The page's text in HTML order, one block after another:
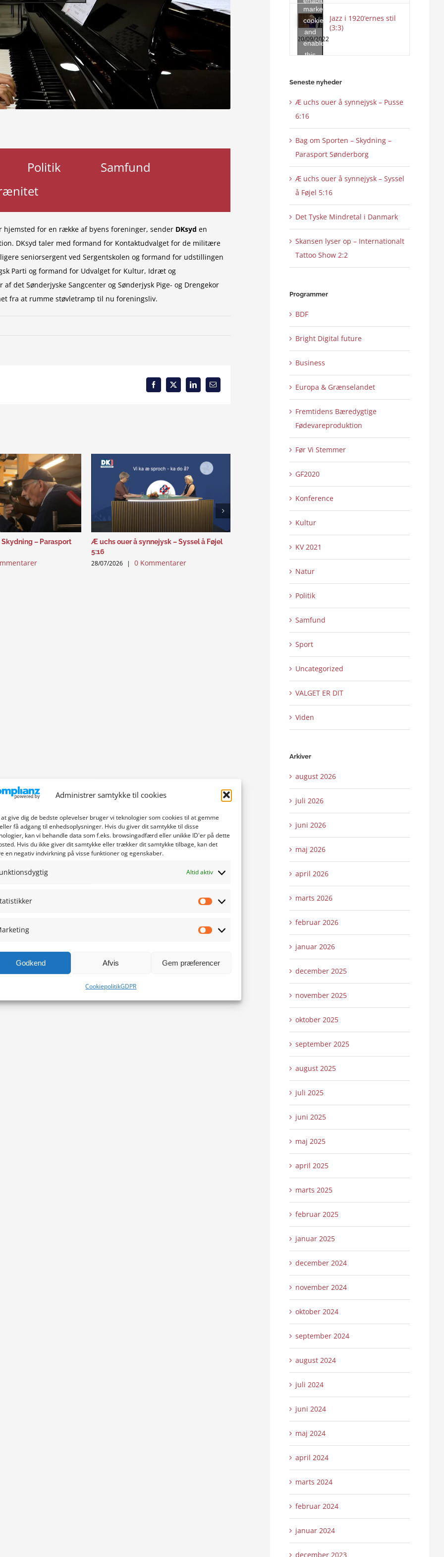
Administrer samtykke til cookies
at give dig de bedste oplevelser bruger vi teknologier som cookies til at gemme
få adgang til enhedsoplysninger. Hvis du giver dit samtykke til disse
kan vi behandle data som f.eks. browsingadfærd eller unikke ID'er på dette
Hvis du ikke giver dit samtykke eller trækker dit samtykke tilbage, kan det
en negativ indvirkning på visse funktioner og egenskaber.
Altid aktiv
Godkend Afvis Gem præferencer
CookiepolitikGDPR
Politik
Samfund
for en række af byens foreninger, sender DKsyd en
DKsyd taler med formand for Kontaktudvalget for de militære
seniorsergent ved Sergentskolen og formand for udstillingen
Parti og formand for Udvalget for Kultur, Idræt og
det Sønderjyske Sangcenter og Sønderjysk Pige- og Drengekor
fra at rumme støvletramp til nu foreningsliv.
Facebook
X LinkedInEmail
– Parasport
Æ uchs ouer å synnejysk – Syssel å Føjel
5:16
28/07/2026 | 0 Kommentarer
this
content
marketing
cookies
and
enable
this
Jazz i 1920’ernes stil
(3:3)
20/09/2022
Seneste nyheder
Æ uchs ouer å synnejysk – Pusse
6:16
Bag om Sporten – Skydning –
Parasport Sønderborg
Æ uchs ouer å synnejysk – Syssel
å Føjel 5:16
Det Tyske Mindretal i Danmark
Skansen lyser op – Internationalt
Tattoo Show 2:2
Programmer
BDF
Bright Digital future
Business
Europa & Grænselandet
Fremtidens Bæredygtige
Fødevareproduktion
Før Vi Stemmer
GF2020
Konference
Kultur
KV 2021
Natur
Politik
Samfund
Sport
Uncategorized
VALGET ER DIT
Viden
Arkiver
august 2026
juli 2026
juni 2026
maj 2026
april 2026
marts 2026
februar 2026
januar 2026
december 2025
november 2025
oktober 2025
september 2025
august 2025
juli 2025
juni 2025
maj 2025
april 2025
marts 2025
februar 2025
januar 2025
december 2024
november 2024
oktober 2024
september 2024
august 2024
juli 2024
juni 2024
maj 2024
april 2024
marts 2024
februar 2024
januar 2024
december 2023